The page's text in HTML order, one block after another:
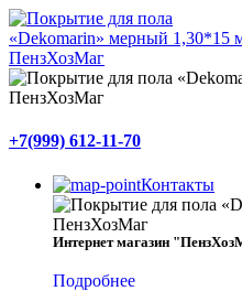
+7(999) 612-11-70
Контакты
Интернет магазин
Подробнее